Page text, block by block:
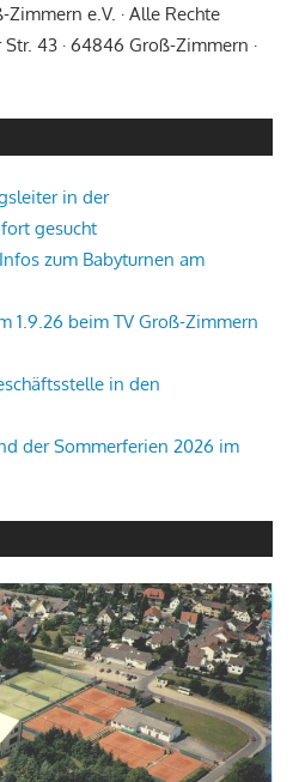
e.V. · Alle Rechte
43 · 64846 Groß-Zimmern ·
in der
gesucht
zum Babyturnen am
1.9.26 beim TV Groß-Zimmern
in den
der Sommerferien 2026 im